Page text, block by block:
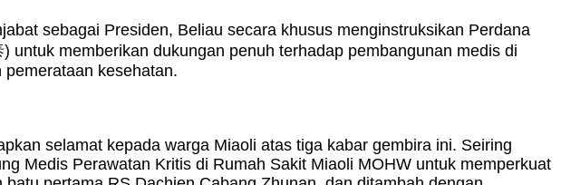
sebagai Presiden, Beliau secara khusus menginstruksikan Perdana
) untuk memberikan dukungan penuh terhadap pembangunan medis di
kesehatan.
selamat kepada warga Miaoli atas tiga kabar gembira ini. Seiring
Medis Perawatan Kritis di Rumah Sakit Miaoli MOHW untuk memperkuat